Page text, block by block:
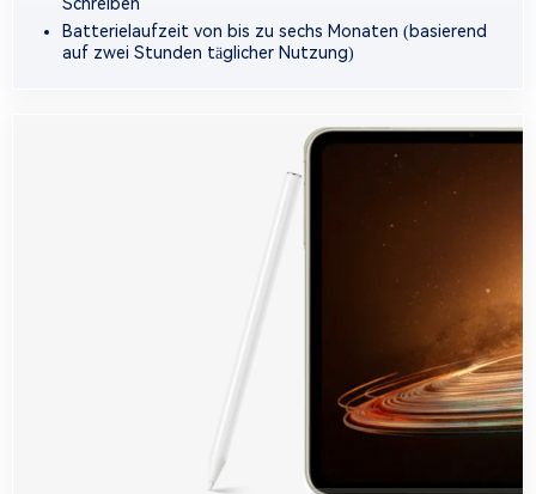
Batterielaufzeit von bis zu sechs Monaten (basierend
auf zwei Stunden täglicher Nutzung)